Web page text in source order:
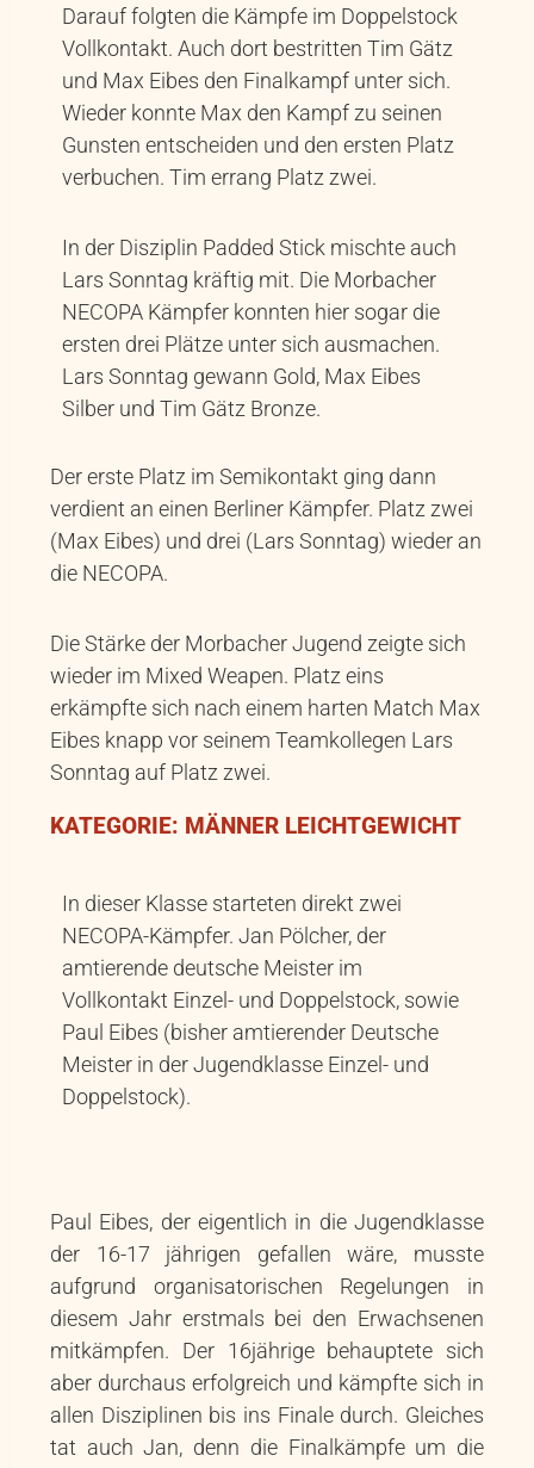
Darauf folgten die Kämpfe im Doppelstock
Vollkontakt. Auch dort bestritten Tim Gätz
und Max Eibes den Finalkampf unter sich.
Wieder konnte Max den Kampf zu seinen
Gunsten entscheiden und den ersten Platz
verbuchen. Tim errang Platz zwei.
In der Disziplin Padded Stick mischte auch
Lars Sonntag kräftig mit. Die Morbacher
NECOPA Kämpfer konnten hier sogar die
ersten drei Plätze unter sich ausmachen.
Lars Sonntag gewann Gold, Max Eibes
Silber und Tim Gätz Bronze.
Der erste Platz im Semikontakt ging dann
verdient an einen Berliner Kämpfer. Platz zwei
(Max Eibes) und drei (Lars Sonntag) wieder an
die NECOPA.
Die Stärke der Morbacher Jugend zeigte sich
wieder im Mixed Weapen. Platz eins
erkämpfte sich nach einem harten Match Max
Eibes knapp vor seinem Teamkollegen Lars
Sonntag auf Platz zwei.
KATEGORIE: MÄNNER LEICHTGEWICHT
In dieser Klasse starteten direkt zwei
NECOPA-Kämpfer. Jan Pölcher, der
amtierende deutsche Meister im
Vollkontakt Einzel- und Doppelstock, sowie
Paul Eibes (bisher amtierender Deutsche
Meister in der Jugendklasse Einzel- und
Doppelstock).
Paul Eibes, der eigentlich in die Jugendklasse
der 16-17 jährigen gefallen wäre, musste
aufgrund organisatorischen Regelungen in
diesem Jahr erstmals bei den Erwachsenen
mitkämpfen. Der 16jährige behauptete sich
aber durchaus erfolgreich und kämpfte sich in
allen Disziplinen bis ins Finale durch. Gleiches
tat auch Jan, denn die Finalkämpfe um die